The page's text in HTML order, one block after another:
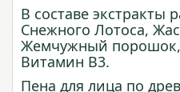
В составе экстракты
Снежного Лотоса,
Жемчужный
Витамин В3.
Пена для лица по